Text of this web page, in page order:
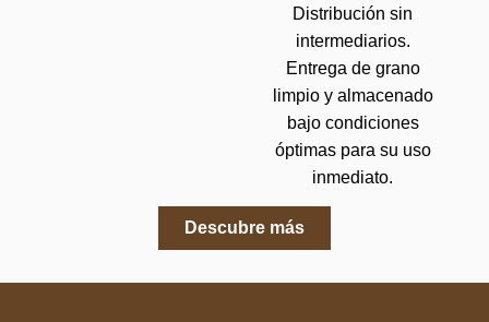
Distribución sin
intermediarios.
Entrega de grano
limpio y almacenado
bajo condiciones
óptimas para su uso
inmediato.
Descubre más